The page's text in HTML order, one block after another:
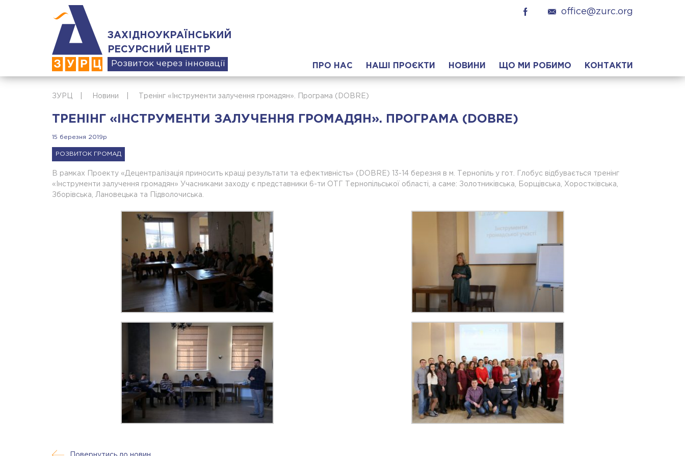
ЗАХІДНОУКРАЇНСЬКИЙ
РЕСУРСНИЙ ЦЕНТР
Розвиток через інновації
office@zurc.org
ПРО НАС НАШІ ПРОЄКТИ НОВИНИ ЩО МИ РОБИМО КОНТАКТИ
ЗУРЦ Новини Тренінг «Інструменти залучення громадян». Програма (DOBRE)
ТРЕНІНГ «ІНСТРУМЕНТИ ЗАЛУЧЕННЯ ГРОМАДЯН». ПРОГРАМА (DOBRE)
15 березня 2019р
РОЗВИТОК ГРОМАД
В рамках Проекту «Децентралізація приносить кращі результати та ефективність» (DOBRE) 13-14 березня в м. Тернопіль у гот. Глобус відбувається тренінг
«Інструменти залучення громадян» Учасниками заходу є представники 6-ти ОТГ Тернопільської області, а саме: Золотниківська, Борщівська, Хоростківська,
Зборівська, Лановецька та Підволочиська.